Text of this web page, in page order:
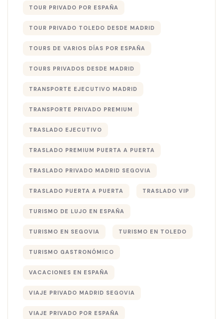
TOUR PRIVADO POR ESPAÑA
TOUR PRIVADO TOLEDO DESDE MADRID
TOURS DE VARIOS DÍAS POR ESPAÑA
TOURS PRIVADOS DESDE MADRID
TRANSPORTE EJECUTIVO MADRID
TRANSPORTE PRIVADO PREMIUM
TRASLADO EJECUTIVO
TRASLADO PREMIUM PUERTA A PUERTA
TRASLADO PRIVADO MADRID SEGOVIA
TRASLADO PUERTA A PUERTA TRASLADO VIP
TURISMO DE LUJO EN ESPAÑA
TURISMO EN SEGOVIA TURISMO EN TOLEDO
TURISMO GASTRONÓMICO
VACACIONES EN ESPAÑA
VIAJE PRIVADO MADRID SEGOVIA
VIAJE PRIVADO POR ESPAÑA